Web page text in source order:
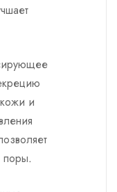
и
поры.